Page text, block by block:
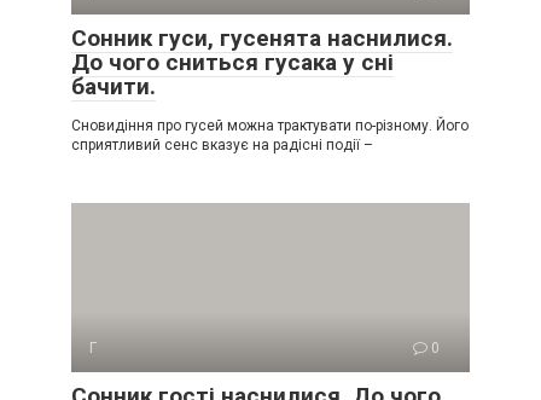
Сонник гуси, гусенята наснилися.
До чого сниться гусака у сні
бачити.
Сновидіння про гусей можна трактувати по-різному. Його
сприятливий сенс вказує на радісні події –
Г 0